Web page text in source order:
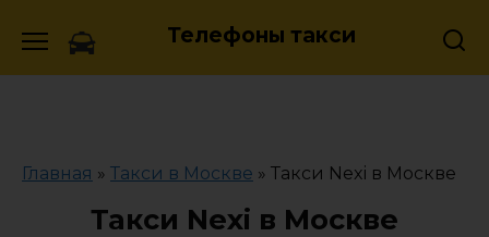
Телефоны такси
Главная » Такси в Москве » Такси Nexi в Москве
Такси Nexi в Москве